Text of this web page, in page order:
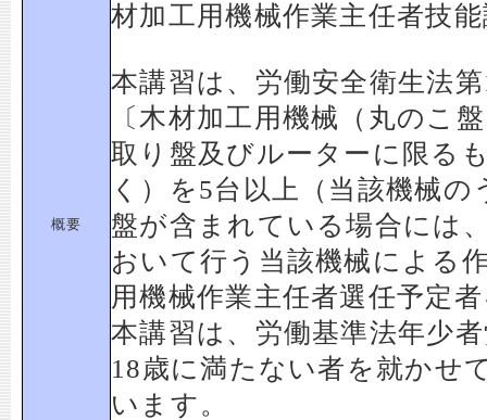
概要
材加工用機械作業主任者技
本講習は、労働安全衛生法
〔木材加工用機械（丸のこ
取り盤及びルーターに限る
く）を5台以上（当該機械
盤が含まれている場合には
おいて行う当該機械による
用機械作業主任者選任予定
本講習は、労働基準法年少
18歳に満たない者を就かせ
います。